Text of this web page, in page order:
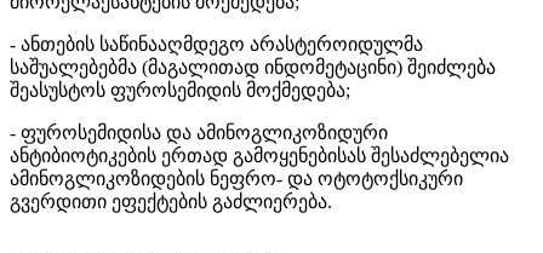
- ანთების საწინააღმდეგო არასტეროიდულმა
საშუალებებმა (მაგალითად ინდომეტაცინი) შეიძლება
შეასუსტოს ფუროსემიდის მოქმედება;
- ფუროსემიდისა და ამინოგლიკოზიდური
ანტიბიოტიკების ერთად გამოყენებისას შესაძლებელია
ამინოგლიკოზიდების ნეფრო- და ოტოტოქსიკური
გვერდითი ეფექტების გაძლიერება.